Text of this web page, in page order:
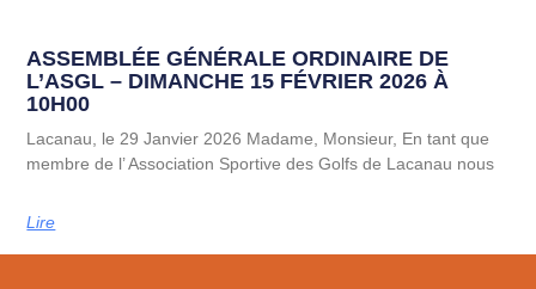
ASSEMBLÉE GÉNÉRALE ORDINAIRE DE
L’ASGL – DIMANCHE 15 FÉVRIER 2026 À
10H00
Lacanau, le 29 Janvier 2026 Madame, Monsieur, En tant que
membre de l’ Association Sportive des Golfs de Lacanau nous
Lire